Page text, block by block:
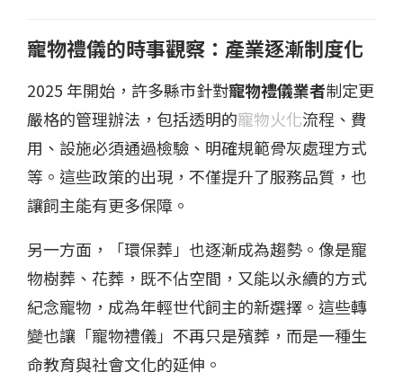
寵物禮儀的時事觀察：產業逐漸制度化
2025 年開始，許多縣市針對寵物禮儀業者制定更
嚴格的管理辦法，包括透明的寵物火化流程、費
用、設施必須通過檢驗、明確規範骨灰處理方式
等。這些政策的出現，不僅提升了服務品質，也
讓飼主能有更多保障。
另一方面，「環保葬」也逐漸成為趨勢。像是寵
物樹葬、花葬，既不佔空間，又能以永續的方式
紀念寵物，成為年輕世代飼主的新選擇。這些轉
變也讓「寵物禮儀」不再只是殯葬，而是一種生
命教育與社會文化的延伸。